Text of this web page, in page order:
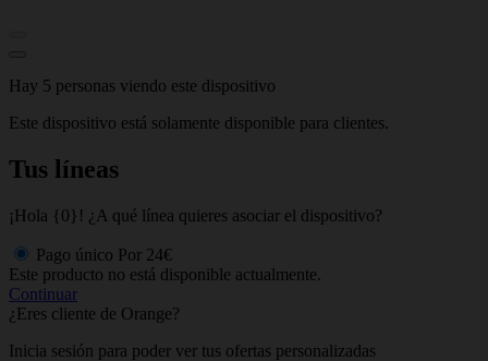
Hay 5 personas viendo este dispositivo
Este dispositivo está solamente disponible para clientes.
Tus líneas
¡Hola {0}! ¿A qué línea quieres asociar el dispositivo?
Pago único Por 24€
Este producto no está disponible actualmente.
Continuar
¿Eres cliente de Orange?
Inicia sesión para poder ver tus ofertas personalizadas